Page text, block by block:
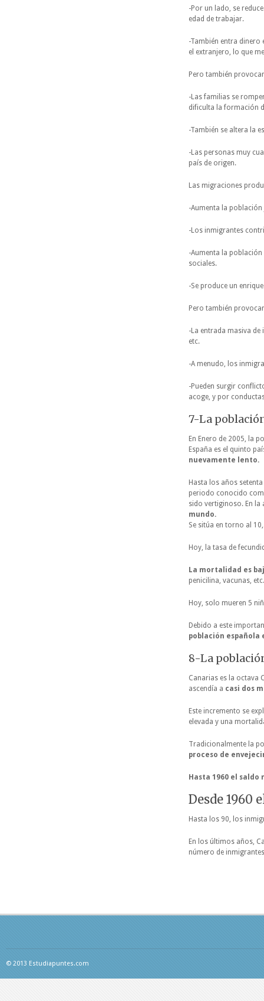
-Por un lado, se
edad de trabajar.
-También entra dinero
el extranjero, lo que
Pero también
-Las familias se
dificulta la formación
-También se altera la
-Las personas muy
país de origen.
Las migraciones
-Aumenta la
-Los inmigrantes
-Aumenta la
sociales.
-Se produce un
Pero también
-La entrada masiva
etc.
-A menudo, los
-Pueden surgir
acoge, y por
7-La
En Enero de 2005, la
España es el quinto
nuevamente lento.
Hasta los años
periodo conocido
sido vertiginoso. En la
mundo.
Se sitúa en torno al
Hoy, la tasa de
La mortalidad es
penicilina, vacunas,
Hoy, solo mueren 5
Debido a este
población española
8-La
Canarias es la octava
ascendía a casi dos
Este incremento se
elevada y una
Tradicionalmente la
proceso de
Hasta 1960 el
Desde 1960
Hasta los 90, los
En los últimos años,
número de
© 2013 Estudiapuntes.com